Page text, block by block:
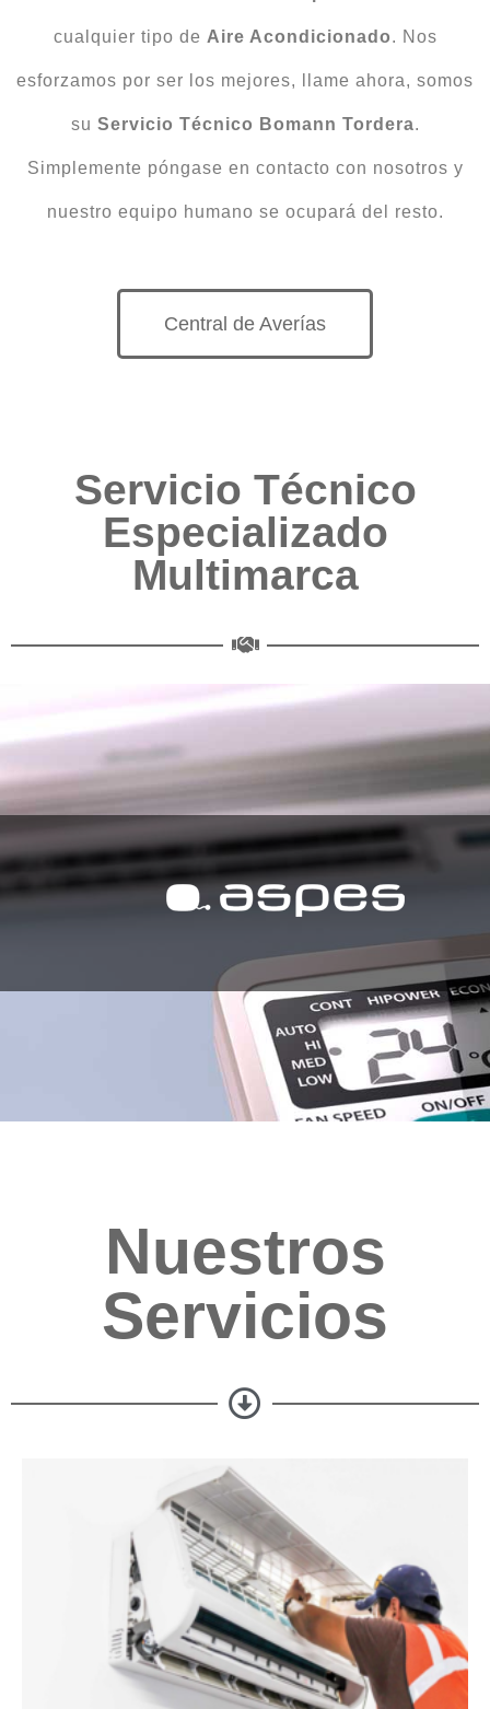
cualquier tipo de Aire Acondicionado. Nos
esforzamos por ser los mejores, llame ahora, somos
su Servicio Técnico Bomann Tordera.
Simplemente póngase en contacto con nosotros y
nuestro equipo humano se ocupará del resto.
Central de Averías
Servicio Técnico
Especializado
Multimarca
Nuestros
Servicios